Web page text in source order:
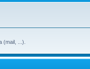
(mail, ...).